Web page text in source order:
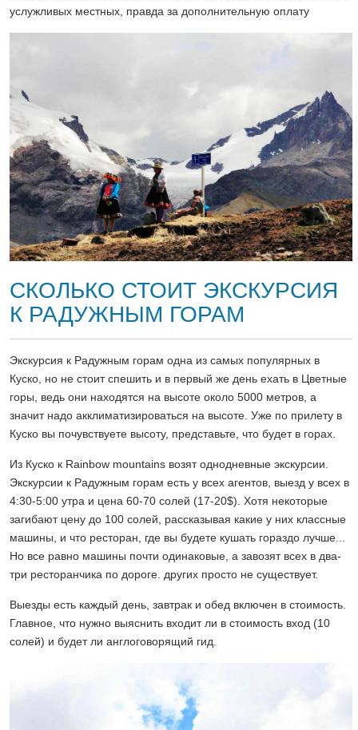
услужливых местных, правда за дополнительную оплату
СКОЛЬКО СТОИТ ЭКСКУРСИЯ
К РАДУЖНЫМ ГОРАМ
Экскурсия к Радужным горам одна из самых популярных в
Куско, но не стоит спешить и в первый же день ехать в Цветные
горы, ведь они находятся на высоте около 5000 метров, а
значит надо акклиматизироваться на высоте. Уже по прилету в
Куско вы почувствуете высоту, представьте, что будет в горах.
Из Куско к Rainbow mountains возят однодневные экскурсии.
Экскурсии к Радужным горам есть у всех агентов, выезд у всех в
4:30-5:00 утра и цена 60-70 солей (17-20$). Хотя некоторые
загибают цену до 100 солей, рассказывая какие у них классные
машины, и что ресторан, где вы будете кушать гораздо лучше...
Но все равно машины почти одинаковые, а завозят всех в два-
три ресторанчика по дороге. других просто не существует.
Выезды есть каждый день, завтрак и обед включен в стоимость.
Главное, что нужно выяснить входит ли в стоимость вход (10
солей) и будет ли англоговорящий гид.